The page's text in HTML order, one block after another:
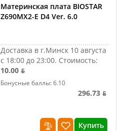
Материнская плата BIOSTAR
Z690MX2-E D4 Ver. 6.0
Доставка в г.Минск 10 августа
с 18:00 до 23:00. Стоимость:
10.00 ƃ
Бонусные баллы: 6.10
296.73 ƃ
Купить